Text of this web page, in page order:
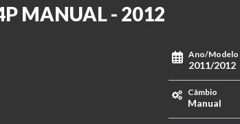
MANUAL - 2012
Ano/Modelo
2011/2012
Câmbio
Manual